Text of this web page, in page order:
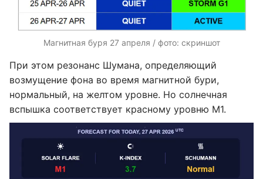
Магнитная буря 27 апреля / фото: скриншот
При этом резонанс Шумана, определяющий
возмущение фона во время магнитной бури,
нормальный, на желтом уровне. Но солнечная
вспышка соответствует красному уровню М1.